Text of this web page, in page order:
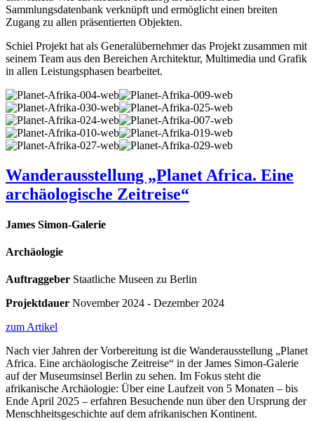
Sammlungsdatenbank verknüpft und ermöglicht einen breiten
Zugang zu allen präsentierten Objekten.
Schiel Projekt hat als Generalübernehmer das Projekt zusammen mit
seinem Team aus den Bereichen Architektur, Multimedia und Grafik
in allen Leistungsphasen bearbeitet.
Wanderausstellung „Planet Africa. Eine
archäologische Zeitreise“
James Simon-Galerie
Archäologie
Auftraggeber Staatliche Museen zu Berlin
Projektdauer November 2024 - Dezember 2024
zum Artikel
Nach vier Jahren der Vorbereitung ist die Wanderausstellung „Planet
Africa. Eine archäologische Zeitreise“ in der James Simon-Galerie
auf der Museumsinsel Berlin zu sehen. Im Fokus steht die
afrikanische Archäologie: Über eine Laufzeit von 5 Monaten – bis
Ende April 2025 – erfahren Besuchende nun über den Ursprung der
Menschheitsgeschichte auf dem afrikanischen Kontinent.